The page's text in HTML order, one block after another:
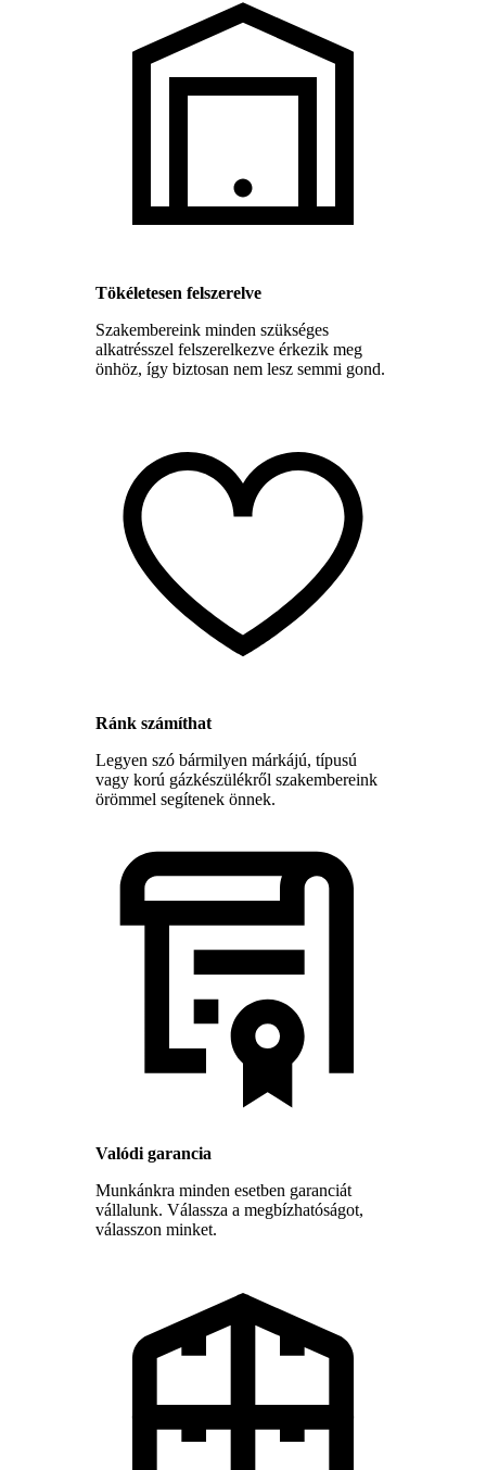
Tökéletesen felszerelve
Szakembereink minden szükséges
alkatrésszel felszerelkezve érkezik meg
önhöz, így biztosan nem lesz semmi gond.
Ránk számíthat
Legyen szó bármilyen márkájú, típusú
vagy korú gázkészülékről szakembereink
örömmel segítenek önnek.
Valódi garancia
Munkánkra minden esetben garanciát
vállalunk. Válassza a megbízhatóságot,
válasszon minket.